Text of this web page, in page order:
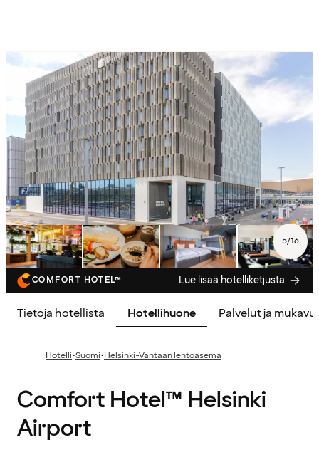
5/16
COMFORT HOTEL™ Lue lisää hotelliketjusta
Tietoja hotellista Hotellihuone Palvelut ja
Hotelli·Suomi·Helsinki-Vantaan lentoasema
Comfort Hotel™ Helsinki
Airport